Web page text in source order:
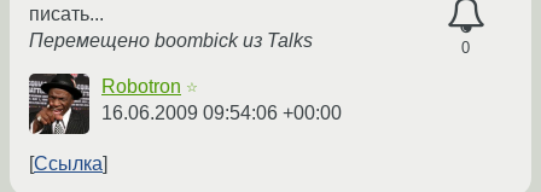
0
писать...
Перемещено boombick из Talks
Robotron ☆
16.06.2009 09:54:06 +00:00
Ссылка